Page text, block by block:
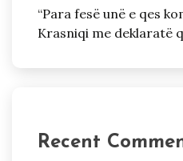
“Para fesë unë e qes
Krasniqi me deklaratë
Recent